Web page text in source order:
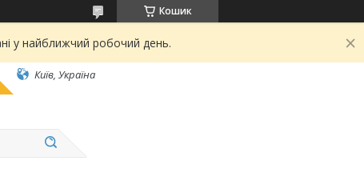
Кошик
у найближчий робочий день.
Київ, Україна